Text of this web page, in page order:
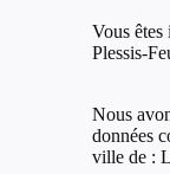
Vous êtes
Plessis-
Nous
données
ville de :